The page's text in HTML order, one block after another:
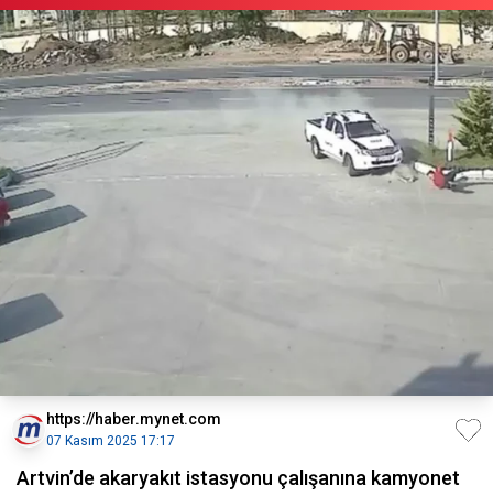
https://haber.mynet.com
07 Kasım 2025 17:17
Artvin’de akaryakıt istasyonu çalışanına kamyonet